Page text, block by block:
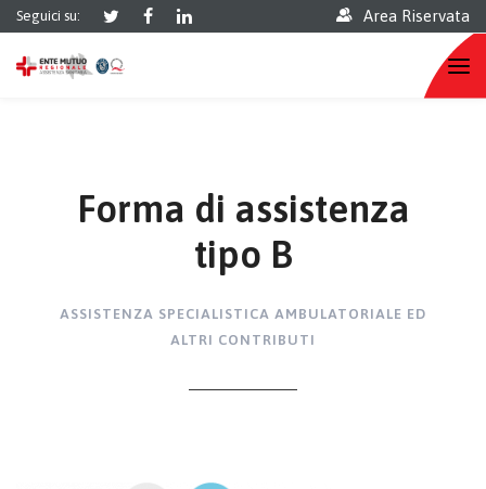
Seguici su: Area Riservata
Forma di assistenza
tipo B
ASSISTENZA SPECIALISTICA AMBULATORIALE ED
ALTRI CONTRIBUTI